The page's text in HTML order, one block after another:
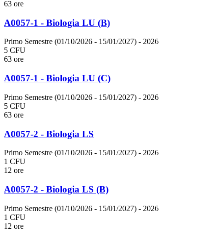
63 ore
A0057-1 - Biologia LU (B)
Primo Semestre (01/10/2026 - 15/01/2027) - 2026
5 CFU
63 ore
A0057-1 - Biologia LU (C)
Primo Semestre (01/10/2026 - 15/01/2027) - 2026
5 CFU
63 ore
A0057-2 - Biologia LS
Primo Semestre (01/10/2026 - 15/01/2027) - 2026
1 CFU
12 ore
A0057-2 - Biologia LS (B)
Primo Semestre (01/10/2026 - 15/01/2027) - 2026
1 CFU
12 ore